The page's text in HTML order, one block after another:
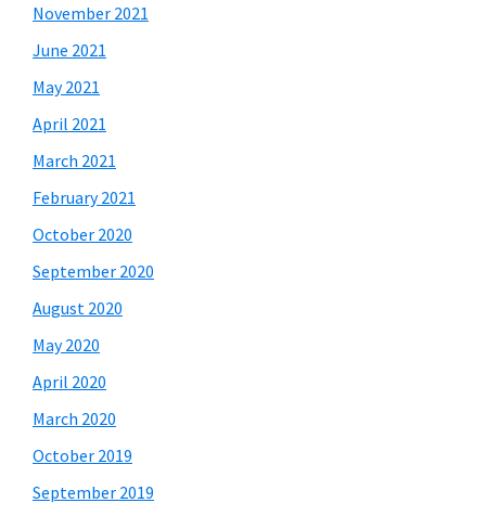
November 2021
June 2021
May 2021
April 2021
March 2021
February 2021
October 2020
September 2020
August 2020
May 2020
April 2020
March 2020
October 2019
September 2019